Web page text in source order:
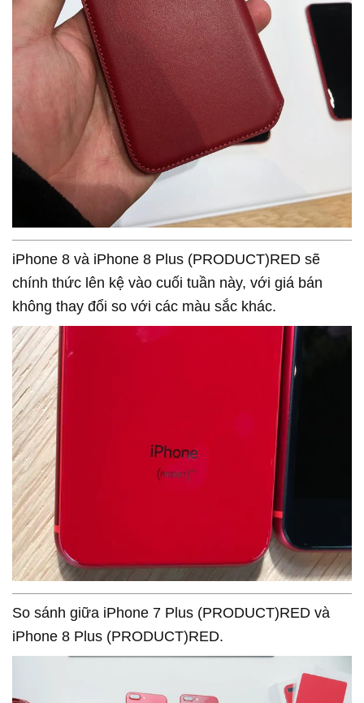
iPhone 8 và iPhone 8 Plus (PRODUCT)RED sẽ
chính thức lên kệ vào cuối tuần này, với giá bán
không thay đổi so với các màu sắc khác.
So sánh giữa iPhone 7 Plus (PRODUCT)RED và
iPhone 8 Plus (PRODUCT)RED.